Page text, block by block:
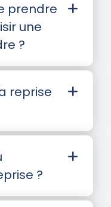
prendre
une
?
reprise
?